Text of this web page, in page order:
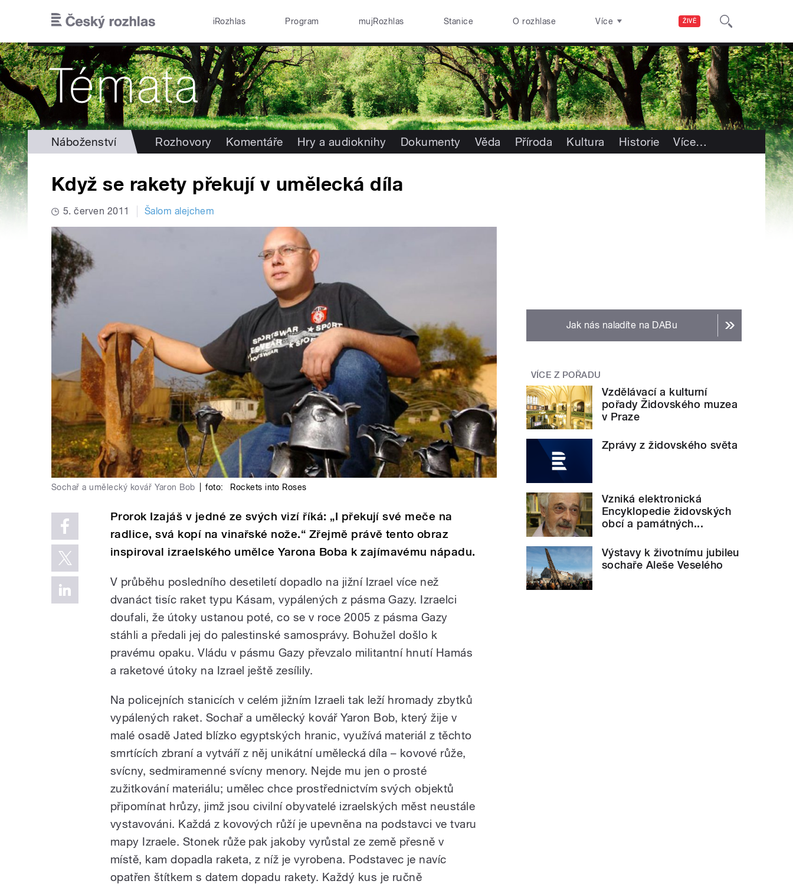
ŽIVĚ
iRozhlas Program mujRozhlas Stanice O rozhlase Více
Náboženství Rozhovory Komentáře Hry a audioknihy Dokumenty Věda Příroda Kultura Historie Více…
Když se rakety překují v umělecká díla
5. červen 2011 Šalom alejchem
Sochař a umělecký kovář Yaron Bob foto: Rockets into Roses
Prorok Izajáš v jedné ze svých vizí říká: „I překují své meče na
radlice, svá kopí na vinařské nože.“ Zřejmě právě tento obraz
inspiroval izraelského umělce Yarona Boba k zajímavému nápadu.
V průběhu posledního desetiletí dopadlo na jižní Izrael více než
dvanáct tisíc raket typu Kásam, vypálených z pásma Gazy. Izraelci
doufali, že útoky ustanou poté, co se v roce 2005 z pásma Gazy
stáhli a předali jej do palestinské samosprávy. Bohužel došlo k
pravému opaku. Vládu v pásmu Gazy převzalo militantní hnutí Hamás
a raketové útoky na Izrael ještě zesílily.
Na policejních stanicích v celém jižním Izraeli tak leží hromady zbytků
vypálených raket. Sochař a umělecký kovář Yaron Bob, který žije v
malé osadě Jated blízko egyptských hranic, využívá materiál z těchto
smrtících zbraní a vytváří z něj unikátní umělecká díla – kovové růže,
svícny, sedmiramenné svícny menory. Nejde mu jen o prosté
zužitkování materiálu; umělec chce prostřednictvím svých objektů
připomínat hrůzy, jimž jsou civilní obyvatelé izraelských měst neustále
vystavováni. Každá z kovových růží je upevněna na podstavci ve tvaru
mapy Izraele. Stonek růže pak jakoby vyrůstal ze země přesně v
místě, kam dopadla raketa, z níž je vyrobena. Podstavec je navíc
opatřen štítkem s datem dopadu rakety. Každý kus je ručně
Jak nás naladíte na DABu
VÍCE Z POŘADU
Vzdělávací a kulturní
pořady Židovského muzea
v Praze
Zprávy z židovského světa
Vzniká elektronická
Encyklopedie židovských
obcí a památných...
Výstavy k životnímu jubileu
sochaře Aleše Veselého